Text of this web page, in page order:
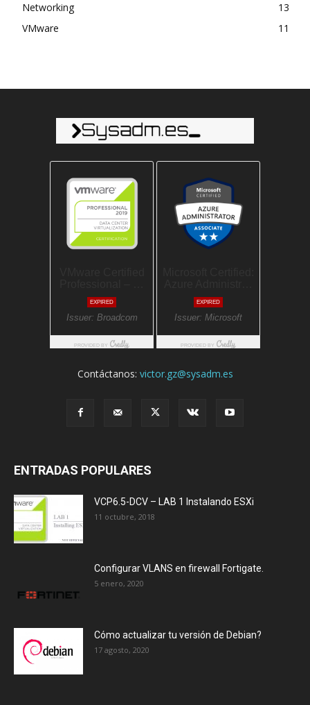
Networking
13
VMware
11
Contáctanos: victor.gz@sysadm.es
ENTRADAS POPULARES
VCP6.5-DCV – LAB 1 Instalando ESXi
11 octubre, 2018
Configurar VLANS en firewall Fortigate.
5 enero, 2020
Cómo actualizar tu versión de Debian?
17 agosto, 2020